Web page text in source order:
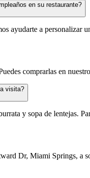
en su restaurante?
ayudarte a personalizar
comprarlas en
visita?
y sopa de lentejas.
Dr, Miami Springs,